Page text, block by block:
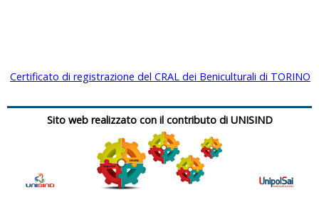
Certificato di registrazione del CRAL dei Beniculturali di TORINO
Sito web realizzato con il contributo di UNISIND